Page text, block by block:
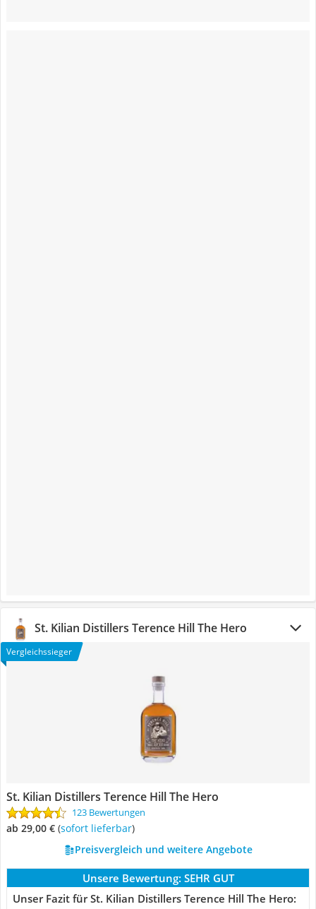
St. Kilian Distillers Terence Hill The Hero
Vergleichssieger
St. Kilian Distillers Terence Hill The Hero
123 Bewertungen
ab 29,00 € ( Sofort lieferbar)
Preisvergleich und weitere Angebote
Unsere Bewertung: SEHR GUT
Unser Fazit für St. Kilian Distillers Terence Hill The Hero: